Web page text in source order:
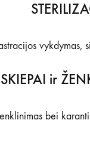
vykdymas,
SKIEPAI ir
bei